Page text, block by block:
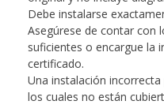
Debe instalarse
Asegúrese de contar con
suficientes o encargue la
certificado.
Una instalación
los cuales no están